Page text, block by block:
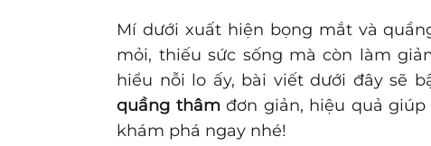
Mí dưới xuất hiện bọng mắt và
mỏi, thiếu sức sống mà còn làm
hiểu nỗi lo ấy, bài viết dưới đây sẽ
quầng thâmđơn giản, hiệu quả giúp
khám phá ngay nhé!